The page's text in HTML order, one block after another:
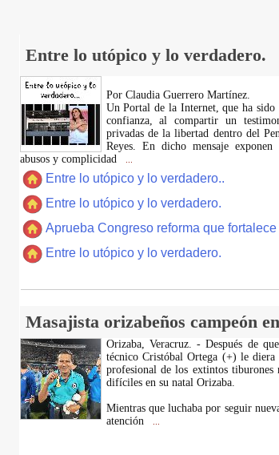
Entre lo utópico y lo verdadero.
Por Claudia Guerrero Martínez.
​Un Portal de la Internet, que ha sido
confianza, al compartir un
privadas de la libertad dentro del
Reyes. En dicho mensaje
abusos y complicidad
Entre lo utópico y lo verdadero..
Entre lo utópico y lo verdadero.
Aprueba Congreso reforma que
Entre lo utópico y lo verdadero.
Masajista orizabeños campeón
Orizaba, Veracruz. - Después de
técnico Cristóbal Ortega (+) le diera
profesional de los extintos
difíciles en su natal Orizaba.
Mientras que luchaba por seguir
atención